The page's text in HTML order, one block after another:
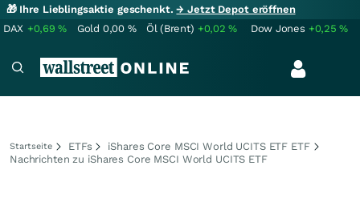
🎁 Ihre Lieblingsaktie geschenkt.→ Jetzt Depot eröffnen
DAX +0,69% Gold 0,00 % Öl (Brent) +0,02% Dow Jones +0,25%
Startseite ETFs
iShares Core MSCI World UCITS ETF ETF
Nachrichten zu iShares Core MSCI World UCITS ETF